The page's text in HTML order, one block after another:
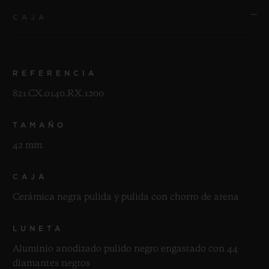
REFERENCIA
821.CX.0140.RX.1200
TAMAÑO
42 mm
CAJA
Cerámica negra pulida y pulida con chorro de arena
LUNETA
Aluminio anodizado pulido negro engastado con 44
diamantes negros